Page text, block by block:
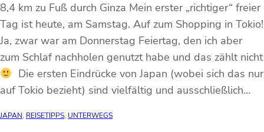
8,4 km zu Fuß durch Ginza Mein erster „richtiger“ freier
Tag ist heute, am Samstag. Auf zum Shopping in Tokio!
Ja, zwar war am Donnerstag Feiertag, den ich aber
zum Schlaf nachholen genutzt habe und das zählt nicht
Die ersten Eindrücke von Japan (wobei sich das nur
auf Tokio bezieht) sind vielfältig und ausschließlich…
JAPAN, REISETIPPS, UNTERWEGS